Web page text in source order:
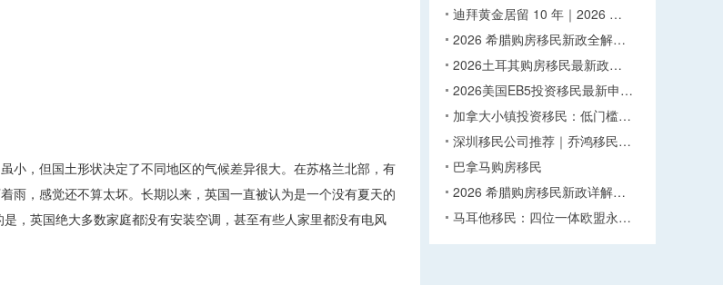
，但国土形状决定了不同地区的气候差异很大。在苏格兰北部，有
雨，感觉还不算太坏。长期以来，英国一直被认为是一个没有夏天的
，英国绝大多数家庭都没有安装空调，甚至有些人家里都没有电风
迪拜黄金居留 10 年｜2026 …
2026 希腊购房移民新政全解…
2026土耳其购房移民最新政…
2026美国EB5投资移民最新申…
加拿大小镇投资移民：低门槛…
深圳移民公司推荐｜乔鸿移民…
巴拿马购房移民
2026 希腊购房移民新政详解…
马耳他移民：四位一体欧盟永…